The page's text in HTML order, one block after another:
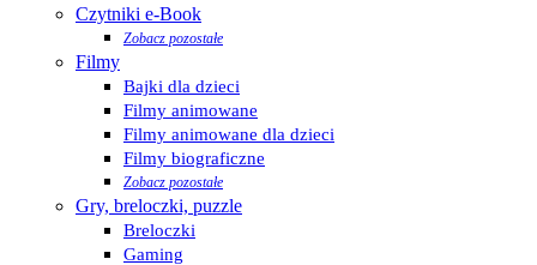
Czytniki e-Book
Zobacz pozostałe
Filmy
Bajki dla dzieci
Filmy animowane
Filmy animowane dla dzieci
Filmy biograficzne
Zobacz pozostałe
Gry, breloczki, puzzle
Breloczki
Gaming